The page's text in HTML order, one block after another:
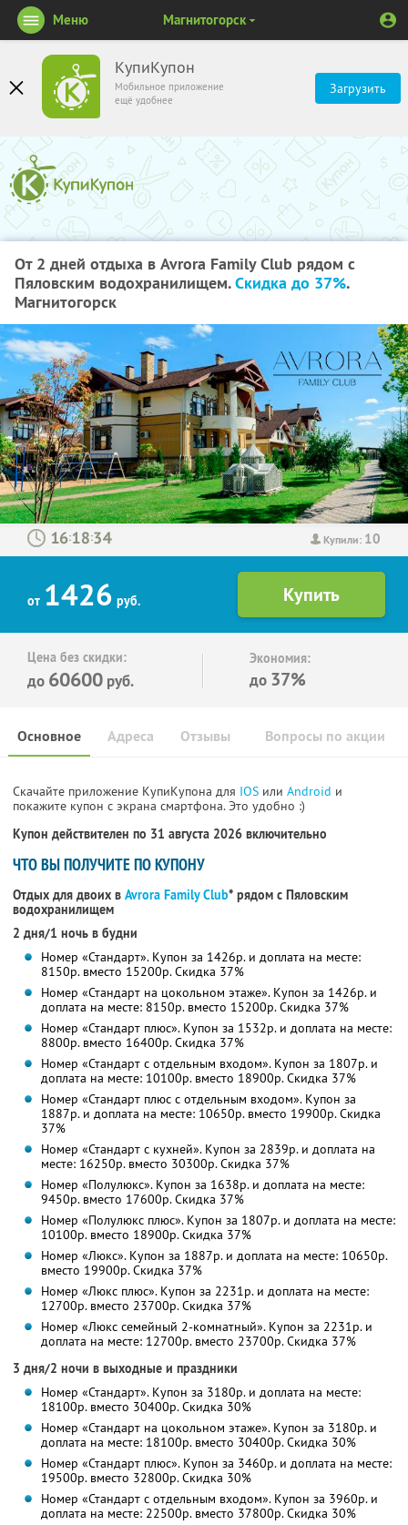
КупиКупон
Мобильное приложение
ещё удобнее
Загрузить
Меню Магнитогорск
От 2 дней отдыха в Avrora Family Club рядом с
Пяловским водохранилищем.Скидка до 37%.
Магнитогорск
Купили: 10
: :
от 1426 руб.
Цена без скидки:
до 60600 руб.
Экономия:
до 37%
Основное Отзывы Вопросы по акции
Адреса
Скачайте приложение КупиКупона для IOS или Android и
покажите купон с экрана смартфона. Это удобно :)
Купон действителен по 31 августа 2026 включительно
ЧТО ВЫ ПОЛУЧИТЕ ПО КУПОНУ
Отдых для двоих в Avrora Family Club* рядом с Пяловским
водохранилищем
2 дня/1 ночь в будни
Номер «Стандарт». Купон за 1426р. и доплата на месте:
8150р. вместо 15200р. Скидка 37%
Номер «Стандарт на цокольном этаже». Купон за 1426р. и
доплата на месте: 8150р. вместо 15200р. Скидка 37%
Номер «Стандарт плюс». Купон за 1532р. и доплата на месте:
8800р. вместо 16400р. Скидка 37%
Номер «Стандарт с отдельным входом». Купон за 1807р. и
доплата на месте: 10100р. вместо 18900р. Скидка 37%
Номер «Стандарт плюс с отдельным входом». Купон за
1887р. и доплата на месте: 10650р. вместо 19900р. Скидка
37%
Номер «Стандарт с кухней». Купон за 2839р. и доплата на
месте: 16250р. вместо 30300р. Скидка 37%
Номер «Полулюкс». Купон за 1638р. и доплата на месте:
9450р. вместо 17600р. Скидка 37%
Номер «Полулюкс плюс». Купон за 1807р. и доплата на месте:
10100р. вместо 18900р. Скидка 37%
Номер «Люкс». Купон за 1887р. и доплата на месте: 10650р.
вместо 19900р. Скидка 37%
Номер «Люкс плюс». Купон за 2231р. и доплата на месте:
12700р. вместо 23700р. Скидка 37%
Номер «Люкс семейный 2-комнатный». Купон за 2231р. и
доплата на месте: 12700р. вместо 23700р. Скидка 37%
3 дня/2 ночи в выходные и праздники
Номер «Стандарт». Купон за 3180р. и доплата на месте:
18100р. вместо 30400р. Скидка 30%
Номер «Стандарт на цокольном этаже». Купон за 3180р. и
доплата на месте: 18100р. вместо 30400р. Скидка 30%
Номер «Стандарт плюс». Купон за 3460р. и доплата на месте:
19500р. вместо 32800р. Скидка 30%
Номер «Стандарт с отдельным входом». Купон за 3960р. и
доплата на месте: 22500р. вместо 37800р. Скидка 30%